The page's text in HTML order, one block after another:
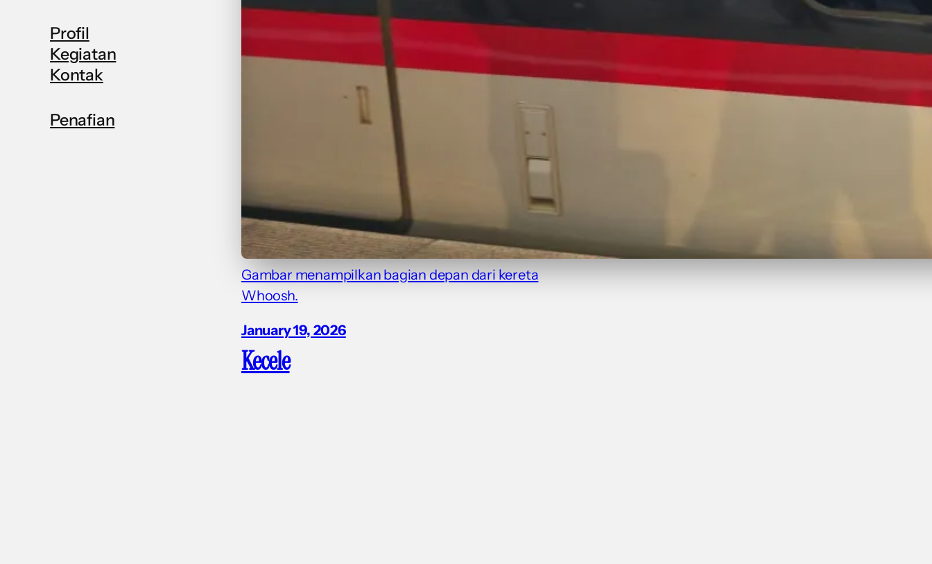
Profil
Kegiatan
Kontak
Penafian
Gambar menampilkan bagian depan dari kereta
Whoosh.
January 19, 2026
Kecele